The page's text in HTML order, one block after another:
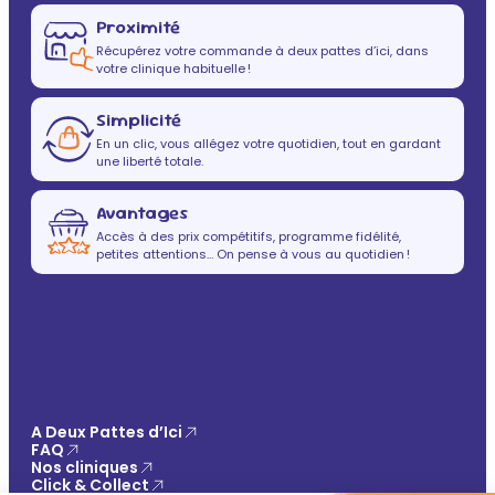
Proximité
Récupérez votre commande à deux pattes d’ici, dans
votre clinique habituelle !
Simplicité
En un clic, vous allégez votre quotidien, tout en gardant
une liberté totale.
Avantages
Accès à des prix compétitifs, programme fidélité,
petites attentions… On pense à vous au quotidien !
A Deux Pattes d’Ici
FAQ
Nos cliniques
Click & Collect